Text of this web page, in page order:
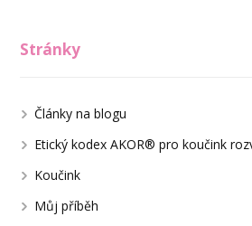
Stránky
Články na blogu
Etický kodex AKOR® pro koučink
Koučink
Můj příběh